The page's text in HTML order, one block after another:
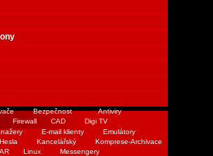
Bezpečnost
Antiviry
Firewall CAD
Digi TV
E-mail klienty
Emulátory
Hesla Kancelářský
Komprese-Archivace
Linux
Messengery